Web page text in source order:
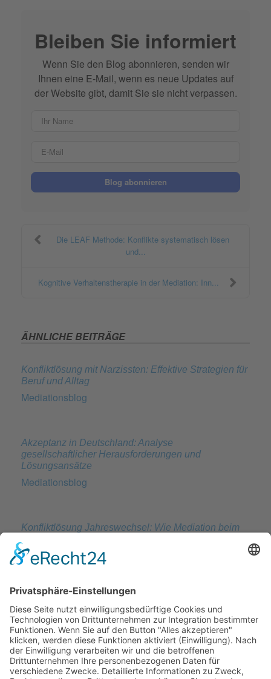
Bleiben Sie informiert
Wenn Sie den Blog abonnieren, senden wir
Ihnen eine E-Mail, wenn es neue Updates auf
der Website gibt, damit Sie sie nicht verpassen.
Blog abonnieren
Die LEAF Methode: Konflikte systematisch lösen
und...
Kognitive Verhaltenstherapie in der Mediation: Inn...
ÄHNLICHE BEITRÄGE
Konfliktlösung mit Narzissten: Effektive Strategien für
Beruf und Alltag
Mediationsblog
Akzeptanz in Deutschland: Analyse
gesellschaftlicher Herausforderungen und
Lösungsansätze
Mediationsblog
Konfliktlösung Jahreswechsel: Wie Mediation beim
Mediationsblog
Kommunikationsbarrieren im Alltag
Mediationsblog
SAG-ES-Methode: Anwendung im Alltag und Beruf